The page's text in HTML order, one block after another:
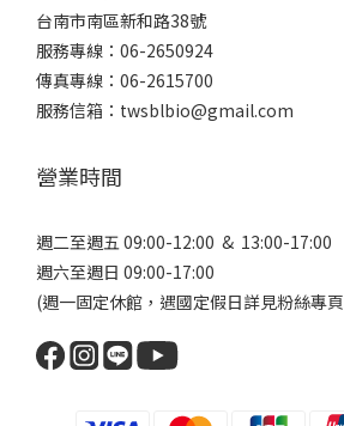
台南市南區新和路38號
服務專線：06-2650924
傳真專線：06-2615700
服務信箱：twsblbio@gmail.com
營業時間
週二至週五 09:00-12:00 & 13:00-17:00
週六至週日 09:00-17:00
(週一固定休館，遇國定假日詳見粉絲專頁